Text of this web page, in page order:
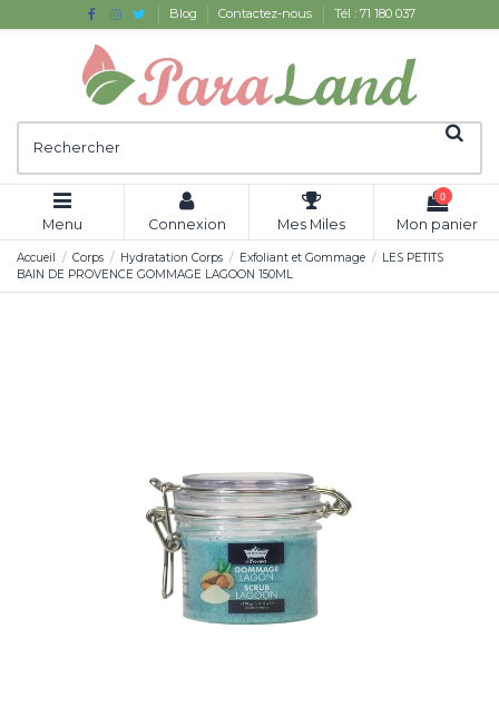
Blog Contactez-nous Tél : 71 180 037
Menu Connexion Mes Miles
0
Mon panier
Accueil Corps Hydratation Corps Exfoliant et Gommage
LES PETITS
BAIN DE PROVENCE GOMMAGE LAGOON 150ML